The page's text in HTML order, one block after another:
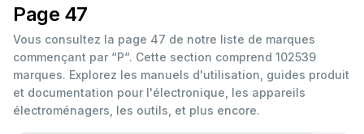
Page 47
Vous consultez la page 47 de notre liste de marques
commençant par “P“. Cette section comprend 102539
marques. Explorez les manuels d'utilisation, guides produit
et documentation pour l'électronique, les appareils
électroménagers, les outils, et plus encore.